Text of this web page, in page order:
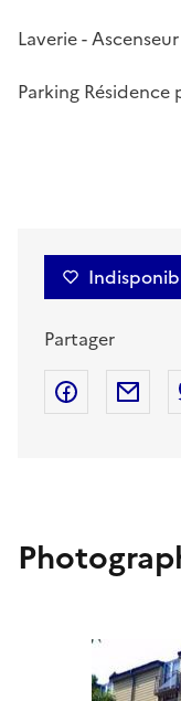
Laverie - Ascenseur
Parking
Partager
Partager